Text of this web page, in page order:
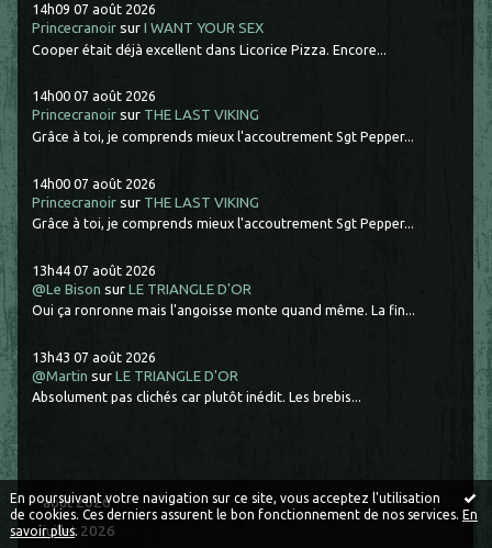
En poursuivant votre navigation sur ce site, vous acceptez l'utilisation
de cookies. Ces derniers assurent le bon fonctionnement de nos services. En
savoir plus.
14h09 07 août 2026
Princecranoir surI WANT YOUR SEX
Cooper était déjà excellent dans Licorice Pizza. Encore...
14h00 07 août 2026
Princecranoir sur THE LAST VIKING
Grâce à toi, je comprends mieux l'accoutrement Sgt Pepper...
14h00 07 août 2026
Princecranoir sur THE LAST VIKING
Grâce à toi, je comprends mieux l'accoutrement Sgt Pepper...
13h44 07 août 2026
@Le Bison surLE TRIANGLE D'OR
Oui ça ronronne mais l'angoisse monte quand même. La fin...
13h43 07 août 2026
@Martin surLE TRIANGLE D'OR
Absolument pas clichés car plutôt inédit. Les brebis...
août 2026
juillet 2026